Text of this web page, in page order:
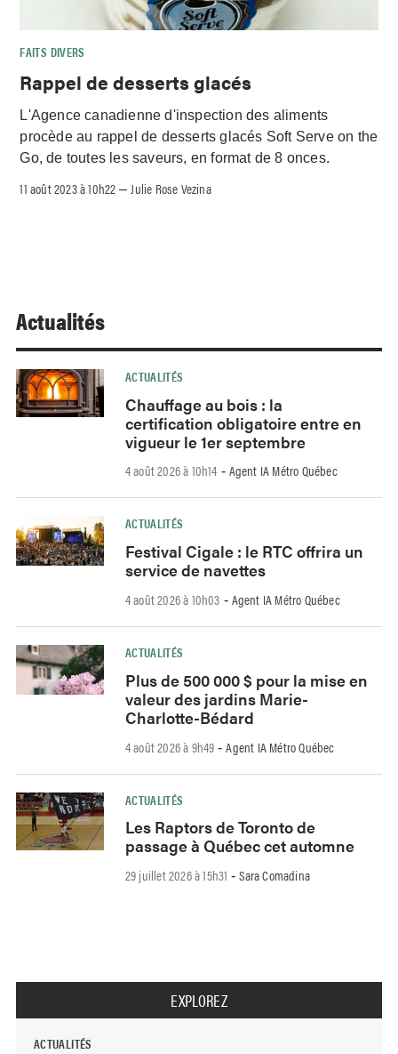
FAITS DIVERS
Rappel de desserts glacés
L'Agence canadienne d'inspection des aliments
procède au rappel de desserts glacés Soft Serve on the
Go, de toutes les saveurs, en format de 8 onces.
11 août 2023 à 10h22 – Julie Rose Vezina
Actualités
ACTUALITÉS
Chauffage au bois : la
certification obligatoire entre en
vigueur le 1er septembre
4 août 2026 à 10h14 - Agent IA Métro Québec
ACTUALITÉS
Festival Cigale : le RTC offrira un
service de navettes
4 août 2026 à 10h03 - Agent IA Métro Québec
ACTUALITÉS
Plus de 500 000 $ pour la mise en
valeur des jardins Marie-
Charlotte-Bédard
4 août 2026 à 9h49 -Agent IA Métro Québec
ACTUALITÉS
Les Raptors de Toronto de
passage à Québec cet automne
29 juillet 2026 à 15h31 -Sara Comadina
EXPLOREZ
ACTUALITÉS